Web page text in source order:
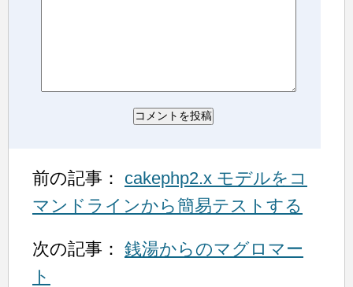
前の記事： cakephp2.x モデルをコ
マンドラインから簡易テストする
次の記事： 銭湯からのマグロマー
ト